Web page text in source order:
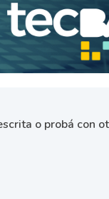
o probá con